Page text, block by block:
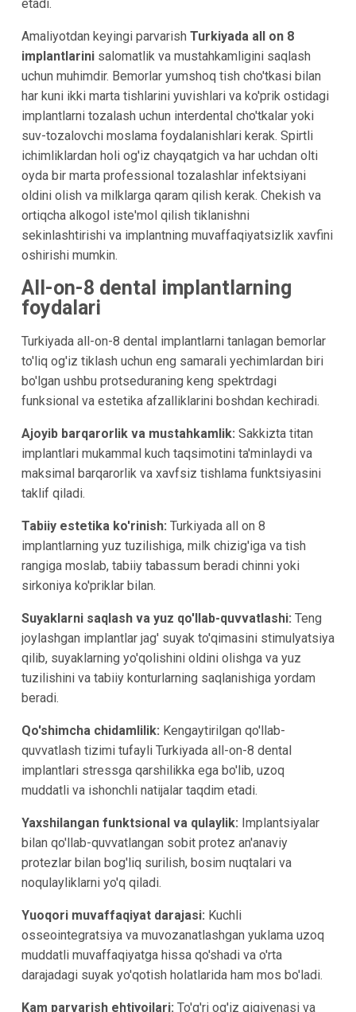
etadi.
Amaliyotdan keyingi parvarish Turkiyada all on 8
implantlarinisalomatlik va mustahkamligini saqlash
uchun muhimdir. Bemorlar yumshoq tish cho'tkasi bilan
har kuni ikki marta tishlarini yuvishlari va ko'prik ostidagi
implantlarni tozalash uchun interdental cho'tkalar yoki
suv-tozalovchi moslama foydalanishlari kerak. Spirtli
ichimliklardan holi og'iz chayqatgich va har uchdan olti
oyda bir marta professional tozalashlar infektsiyani
oldini olish va milklarga qaram qilish kerak. Chekish va
ortiqcha alkogol iste'mol qilish tiklanishni
sekinlashtirishi va implantning muvaffaqiyatsizlik xavfini
oshirishi mumkin.
All-on-8 dental implantlarning
foydalari
Turkiyada all-on-8 dental implantlarni tanlagan bemorlar
to'liq og'iz tiklash uchun eng samarali yechimlardan biri
bo'lgan ushbu protseduraning keng spektrdagi
funksional va estetika afzalliklarini boshdan kechiradi.
Ajoyib barqarorlik va mustahkamlik: Sakkizta titan
implantlari mukammal kuch taqsimotini ta'minlaydi va
maksimal barqarorlik va xavfsiz tishlama funktsiyasini
taklif qiladi.
Tabiiy estetika ko'rinish: Turkiyada all on 8
implantlarning yuz tuzilishiga, milk chizig'iga va tish
rangiga moslab, tabiiy tabassum beradi chinni yoki
sirkoniya ko'priklar bilan.
Suyaklarni saqlash va yuz qo'llab-quvvatlashi: Teng
joylashgan implantlar jag' suyak to'qimasini stimulyatsiya
qilib, suyaklarning yo'qolishini oldini olishga va yuz
tuzilishini va tabiiy konturlarning saqlanishiga yordam
beradi.
Qo'shimcha chidamlilik: Kengaytirilgan qo'llab-
quvvatlash tizimi tufayli Turkiyada all-on-8 dental
implantlari stressga qarshilikka ega bo'lib, uzoq
muddatli va ishonchli natijalar taqdim etadi.
Yaxshilangan funktsional va qulaylik: Implantsiyalar
bilan qo'llab-quvvatlangan sobit protez an'anaviy
protezlar bilan bog'liq surilish, bosim nuqtalari va
noqulayliklarni yo'q qiladi.
Yuoqori muvaffaqiyat darajasi: Kuchli
osseointegratsiya va muvozanatlashgan yuklama uzoq
muddatli muvaffaqiyatga hissa qo'shadi va o'rta
darajadagi suyak yo'qotish holatlarida ham mos bo'ladi.
Kam parvarish ehtiyojlari: To'g'ri og'iz gigiyenasi va